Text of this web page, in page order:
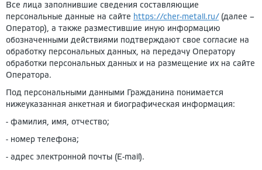
Все лица заполнившие сведения составляющие
персональные данные на сайте https://cher-metall.ru/ (далее –
Оператор), а также разместившие иную информацию
обозначенными действиями подтверждают свое согласие на
обработку персональных данных, на передачу Оператору
обработки персональных данных и на размещение их на сайте
Оператора.
Под персональными данными Гражданина понимается
нижеуказанная анкетная и биографическая информация:
- фамилия, имя, отчество;
- номер телефона;
- адрес электронной почты (E-mail).